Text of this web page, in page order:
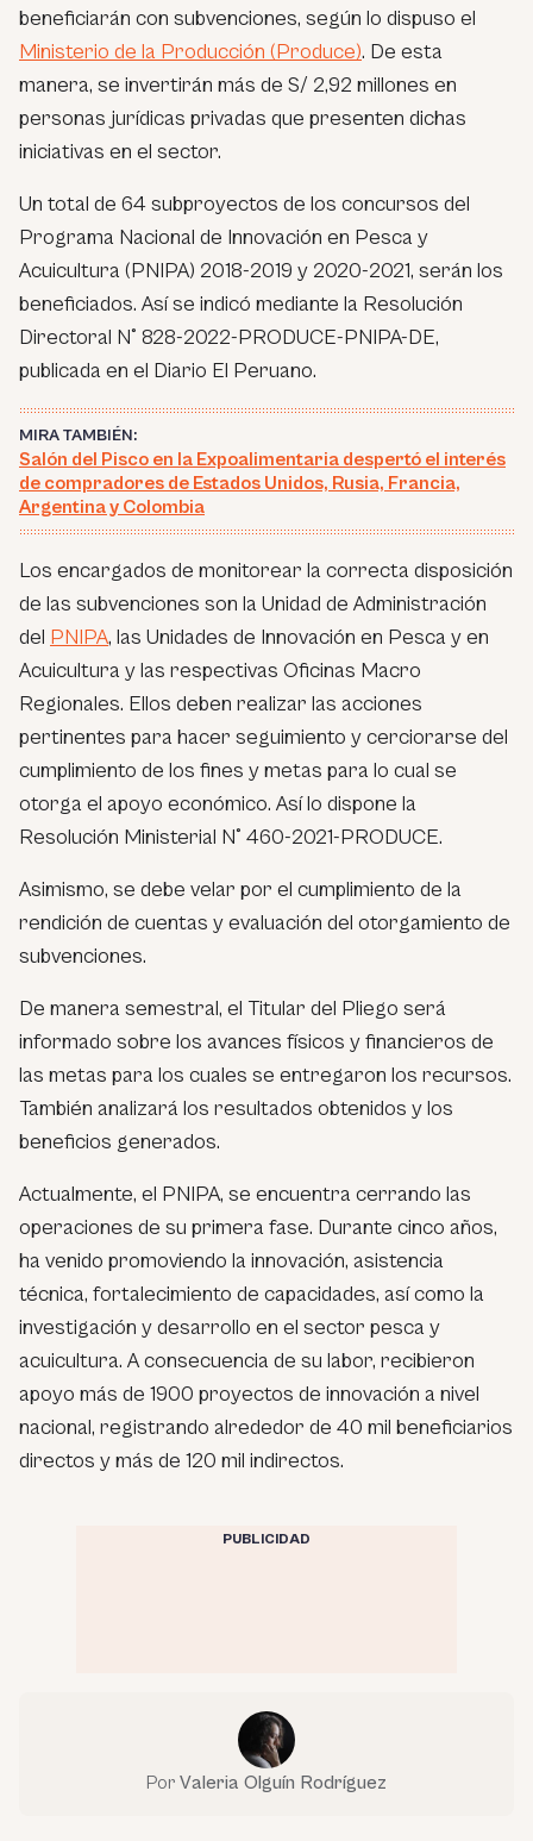
beneficiarán con subvenciones, según lo dispuso el
Ministerio de la Producción (Produce). De esta
manera, se invertirán más de S/ 2,92 millones en
personas jurídicas privadas que presenten dichas
iniciativas en el sector.
Un total de 64 subproyectos de los concursos del
Programa Nacional de Innovación en Pesca y
Acuicultura (PNIPA) 2018-2019 y 2020-2021, serán los
beneficiados. Así se indicó mediante la Resolución
Directoral N° 828-2022-PRODUCE-PNIPA-DE,
publicada en el Diario El Peruano.
MIRA TAMBIÉN:
Salón del Pisco en la Expoalimentaria despertó el interés
de compradores de Estados Unidos, Rusia, Francia,
Argentina y Colombia
Los encargados de monitorear la correcta disposición
de las subvenciones son la Unidad de Administración
del PNIPA, las Unidades de Innovación en Pesca y en
Acuicultura y las respectivas Oficinas Macro
Regionales. Ellos deben realizar las acciones
pertinentes para hacer seguimiento y cerciorarse del
cumplimiento de los fines y metas para lo cual se
otorga el apoyo económico. Así lo dispone la
Resolución Ministerial N° 460-2021-PRODUCE.
Asimismo, se debe velar por el cumplimiento de la
rendición de cuentas y evaluación del otorgamiento de
subvenciones.
De manera semestral, el Titular del Pliego será
informado sobre los avances físicos y financieros de
las metas para los cuales se entregaron los recursos.
También analizará los resultados obtenidos y los
beneficios generados.
Actualmente, el PNIPA, se encuentra cerrando las
operaciones de su primera fase. Durante cinco años,
ha venido promoviendo la innovación, asistencia
técnica, fortalecimiento de capacidades, así como la
investigación y desarrollo en el sector pesca y
acuicultura. A consecuencia de su labor, recibieron
apoyo más de 1900 proyectos de innovación a nivel
nacional, registrando alrededor de 40 mil beneficiarios
directos y más de 120 mil indirectos.
PUBLICIDAD
Por Valeria Olguín Rodríguez